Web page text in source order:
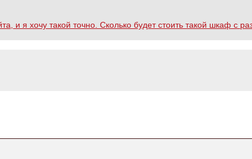
и я хочу такой точно. Сколько будет стоить такой шкаф с